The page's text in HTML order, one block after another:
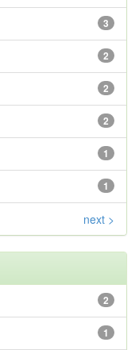
3
2
2
2
1
1
next >
2
1